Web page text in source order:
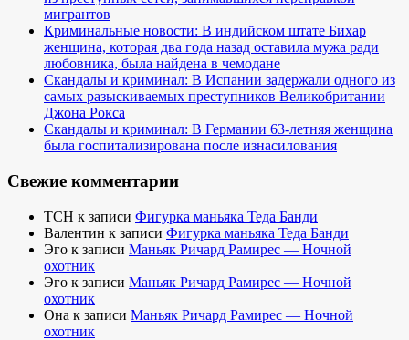
мигрантов
Криминальные новости: В индийском штате Бихар
женщина, которая два года назад оставила мужа ради
любовника, была найдена в чемодане
Скандалы и криминал: В Испании задержали одного из
самых разыскиваемых преступников Великобритании
Джона Рокса
Скандалы и криминал: В Германии 63-летняя женщина
была госпитализирована после изнасилования
Свежие комментарии
TCH к записи Фигурка маньяка Теда Банди
Валентин к записи Фигурка маньяка Теда Банди
Эго к записи Маньяк Ричард Рамирес — Ночной
охотник
Эго к записи Маньяк Ричард Рамирес — Ночной
охотник
Она к записи Маньяк Ричард Рамирес — Ночной
охотник